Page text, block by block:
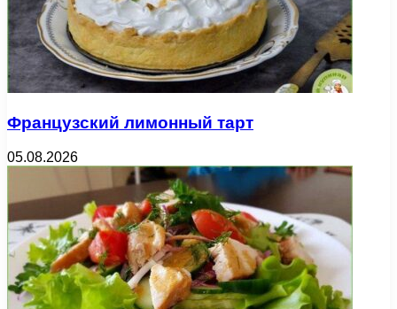
Французский лимонный тарт
05.08.2026